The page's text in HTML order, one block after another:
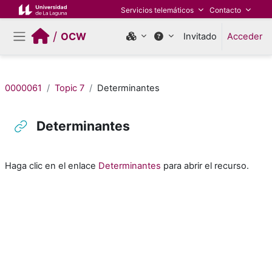
Salta al contenido principal Servicios telemáticos Contacto
Panel lateral
/OCW Invitado Acceder
0000061 Topic 7 Determinantes
Determinantes
Haga clic en el enlace Determinantes para abrir el recurso.